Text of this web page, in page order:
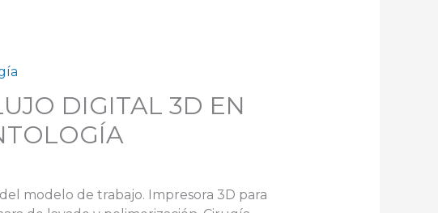
DIGITAL 3D EN
modelo de trabajo. Impresora 3D para